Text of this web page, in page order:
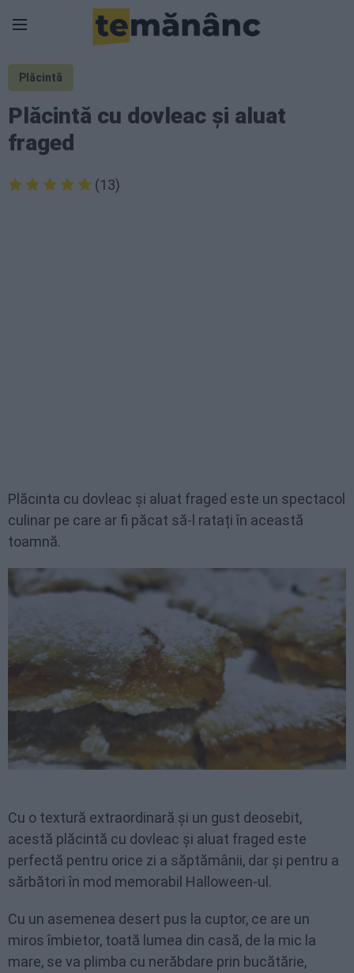
Plăcintă
Plăcintă cu dovleac și aluat
fraged
(13)
Plăcinta cu dovleac și aluat fraged este un spectacol
culinar pe care ar fi păcat să-l ratați în această
toamnă.
Cu o textură extraordinară și un gust deosebit,
acestă plăcintă cu dovleac și aluat fraged este
perfectă pentru orice zi a săptămânii, dar și pentru a
sărbători în mod memorabil Halloween-ul.
Cu un asemenea desert pus la cuptor, ce are un
miros îmbietor, toată lumea din casă, de la mic la
mare, se va plimba cu nerăbdare prin bucătărie,